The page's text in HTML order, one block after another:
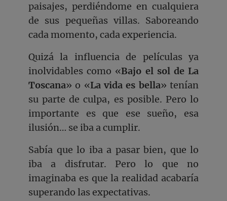
paisajes, perdiéndome en cualquiera
de sus pequeñas villas. Saboreando
cada momento, cada experiencia.
Quizá la influencia de películas ya
inolvidables como «Bajo el sol de La
Toscana» o «La vida es bella» tenían
su parte de culpa, es posible. Pero lo
importante es que ese sueño, esa
ilusión… se iba a cumplir.
Sabía que lo iba a pasar bien, que lo
iba a disfrutar. Pero lo que no
imaginaba es que la realidad acabaría
superando las expectativas.